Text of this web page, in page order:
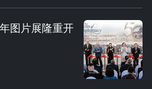
图片展隆重开